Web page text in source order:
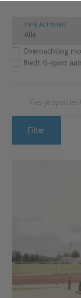
TYPE ACTIVITEIT
Overnachting
Biedt G-sport aan
Kies je sport(en)
Filter